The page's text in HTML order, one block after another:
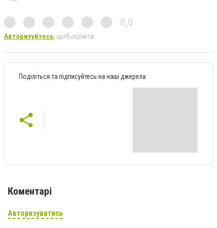
0,0
Авторизуйтесь, щоб оцінити
Поділіться та підписуйтесь на наші джерела
Коментарі
Авторизуватись